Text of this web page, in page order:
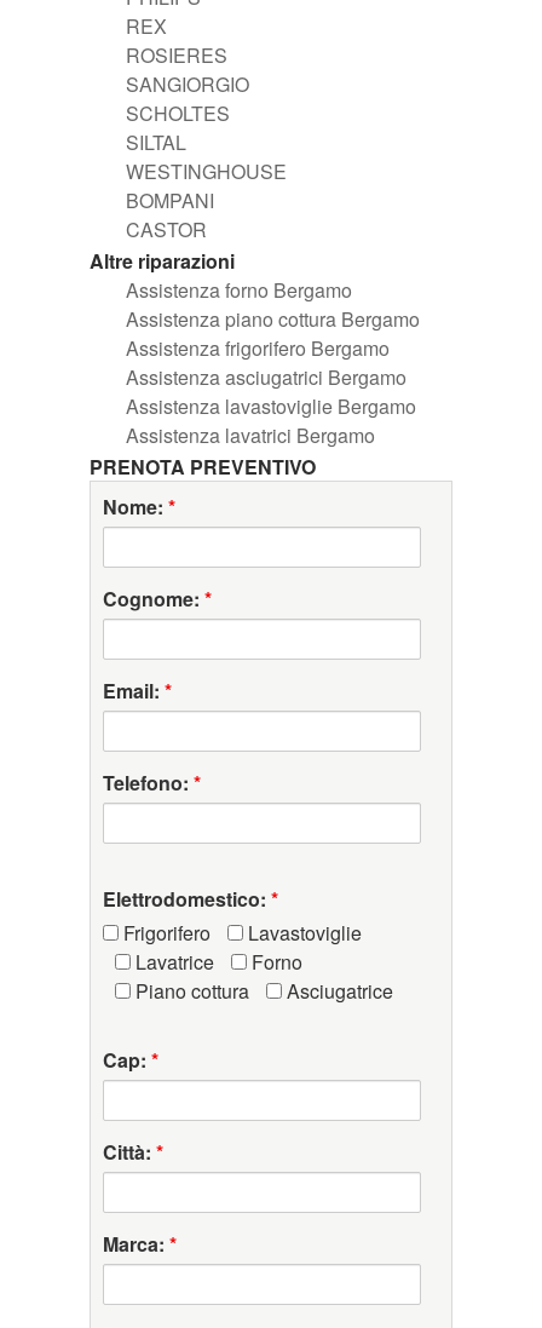
REX
ROSIERES
SANGIORGIO
SCHOLTES
SILTAL
WESTINGHOUSE
BOMPANI
CASTOR
Altre riparazioni
Assistenza forno Bergamo
Assistenza piano cottura Bergamo
Assistenza frigorifero Bergamo
Assistenza asciugatrici Bergamo
Assistenza lavastoviglie Bergamo
Assistenza lavatrici Bergamo
PRENOTA PREVENTIVO
Nome: *
Cognome: *
Email: *
Telefono: *
Elettrodomestico: *
Frigorifero
Lavastoviglie
Lavatrice
Forno
Piano cottura
Asciugatrice
Cap: *
Città: *
Marca: *